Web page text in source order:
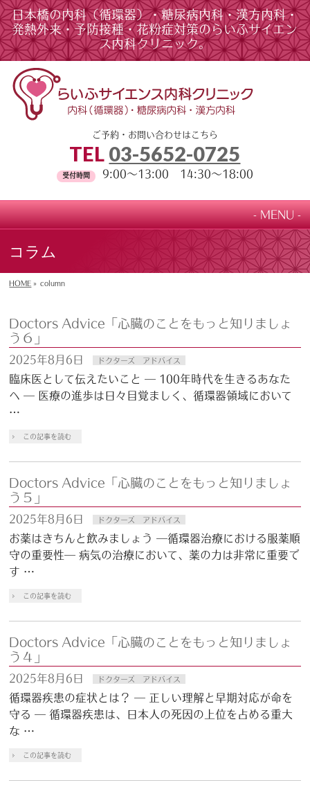
日本橋の内科（循環器）・糖尿病内科・漢方内科・
発熱外来・予防接種・花粉症対策のらいふサイエン
ス内科クリニック。
ご予約・お問い合わせはこちら
TEL 03-5652-0725
受付時間 9:00～13:00 14:30～18:00
MENU
コラム
HOME » column
Doctors Advice「心臓のことをもっと知りましょ
う６」
2025年8月6日 ドクターズ アドバイス
臨床医として伝えたいこと ― 100年時代を生きるあなた
へ ― 医療の進歩は日々目覚ましく、循環器領域において
…
この記事を読む
Doctors Advice「心臓のことをもっと知りましょ
う５」
2025年8月6日 ドクターズ アドバイス
お薬はきちんと飲みましょう ―循環器治療における服薬順
守の重要性― 病気の治療において、薬の力は非常に重要で
す …
この記事を読む
Doctors Advice「心臓のことをもっと知りましょ
う４」
2025年8月6日 ドクターズ アドバイス
循環器疾患の症状とは？ ― 正しい理解と早期対応が命を
守る ― 循環器疾患は、日本人の死因の上位を占める重大
な …
この記事を読む